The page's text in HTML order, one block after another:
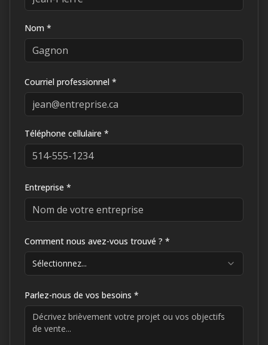
Nom *
Courriel professionnel *
Téléphone cellulaire *
Entreprise *
Comment nous avez-vous trouvé ? *
Sélectionnez...
Parlez-nous de vos besoins *